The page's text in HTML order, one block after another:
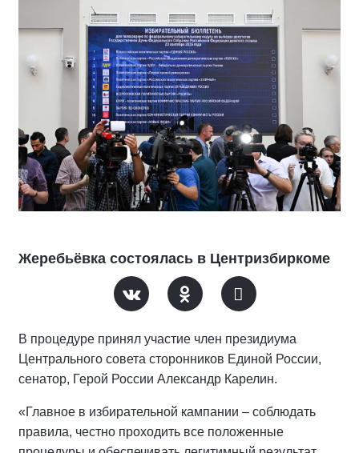
Жеребьёвка состоялась в Центризбиркоме
В процедуре принял участие член президиума
Центрального совета сторонников Единой России,
сенатор, Герой России Александр Карелин.
«Главное в избирательной кампании – соблюдать
правила, честно проходить все положенные